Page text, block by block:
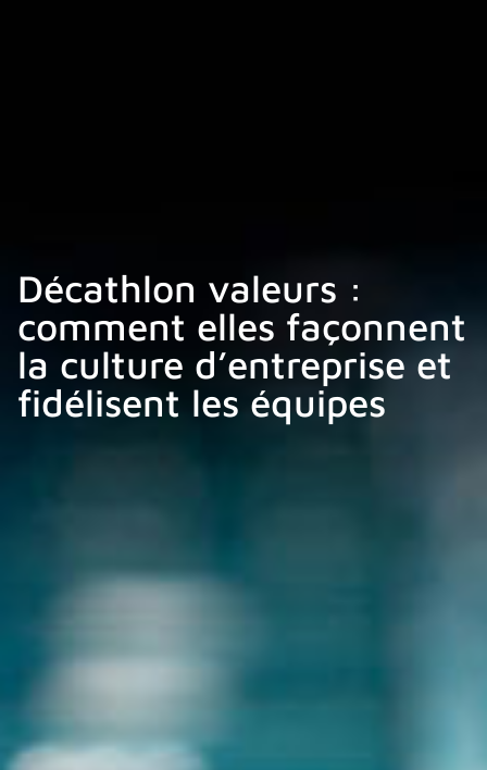
Décathlon valeurs :
comment elles façonnent
la culture d’entreprise et
fidélisent les équipes